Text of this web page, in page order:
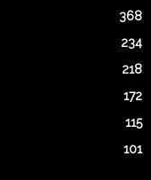
368
234
218
172
115
101